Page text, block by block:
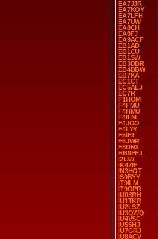
EA7JJR
EA7KOY
EA7LFH
EA7UW
EA8CH
EA8FJ
EA9ACF
EB1AD
EB1CU
EB1SW
EB3DBR
EB4BBW
EB7KA
EC1CT
EC5ALJ
EC7R
F1HOM
F4FMU
F4HMU
F4ILM
F4JOO
F4LYY
F5IET
F6JWR
F8DNX
HB9EFJ
I2IJW
IK4ZIF
IN3HOT
IS0BYY
IT9ILM
IT9OPR
IU0SRH
IU1TKR
IU2LSZ
IU3QWQ
IU4VSC
IU5SHJ
IU7GRJ
IU8ACV